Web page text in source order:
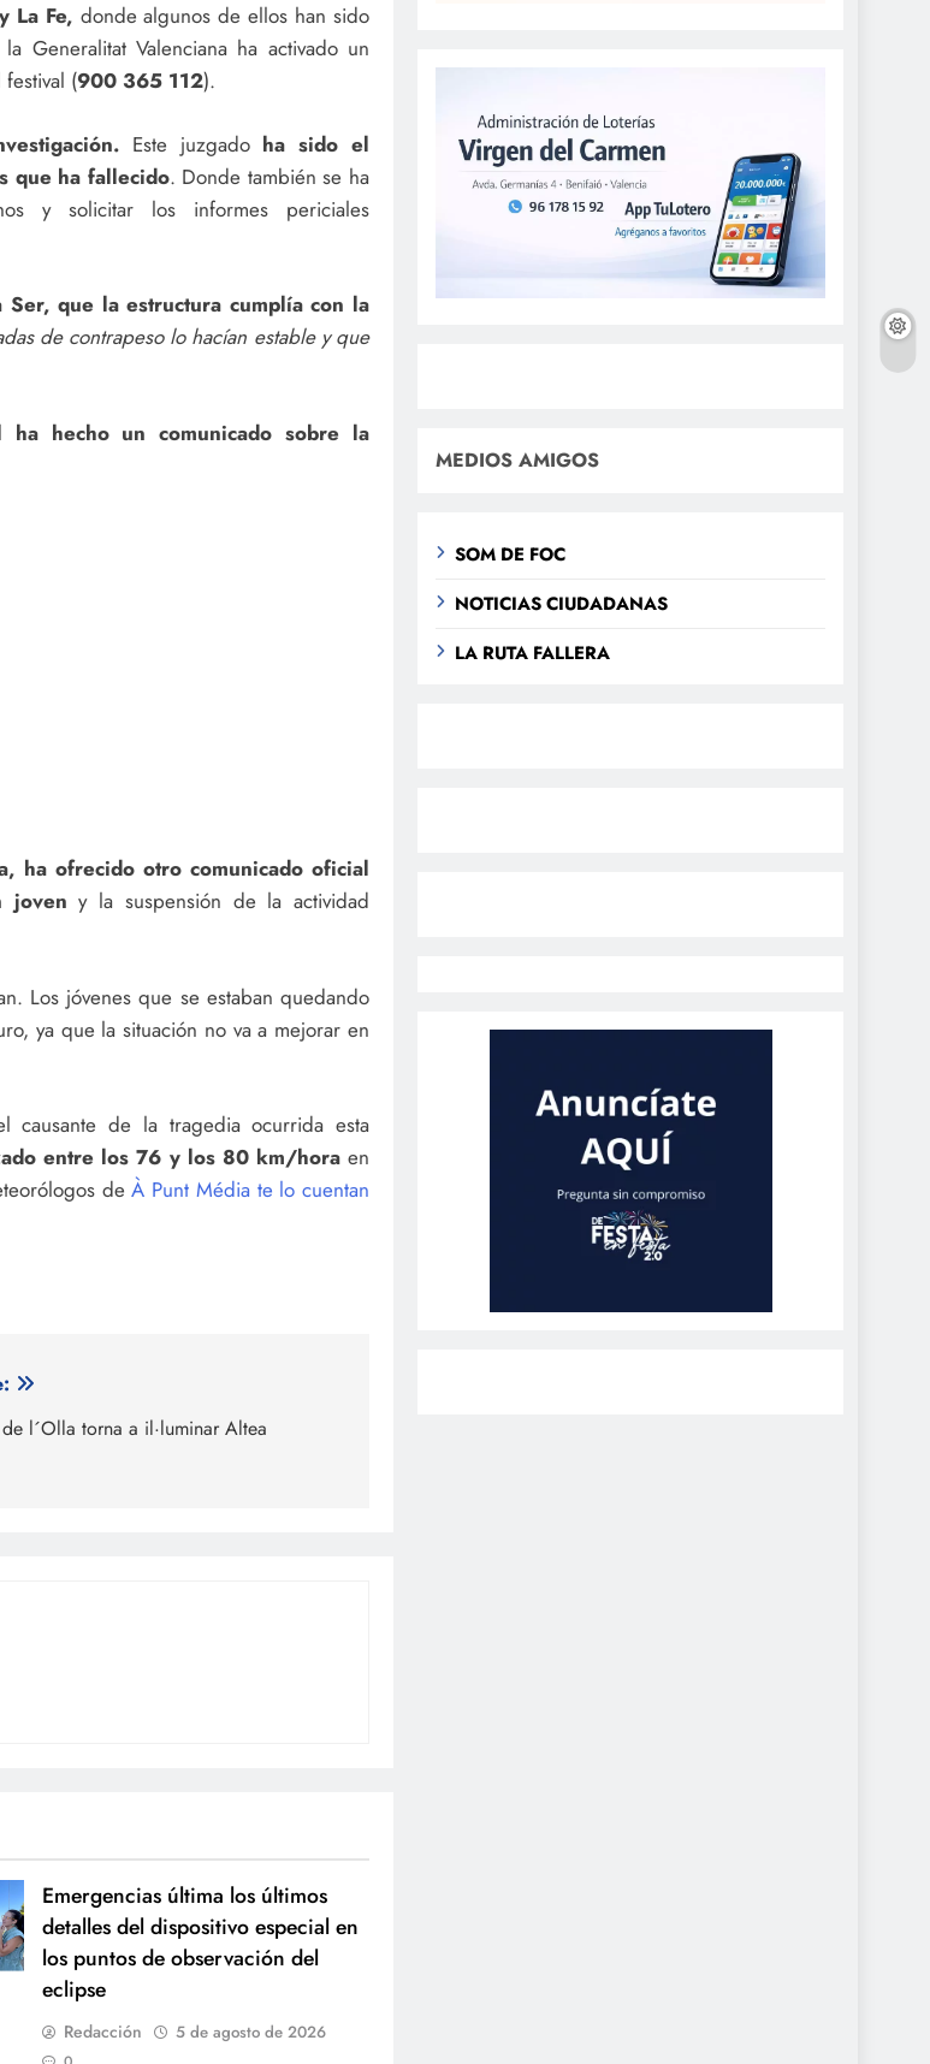
La Fe, donde algunos de ellos han sido
Generalitat Valenciana ha activado un
(900 365 112).
Este juzgado ha sido el
que ha fallecido. Donde también se ha
y solicitar los informes periciales
que la estructura cumplía con la
de contrapeso lo hacían estable y que
hecho un comunicado sobre la
ha ofrecido otro comunicado oficial
joven y la suspensión de la actividad
Los jóvenes que se estaban quedando
ya que la situación no va a mejorar en
de la tragedia ocurrida esta
entre los 76 y los 80 km/horaen
deÀ Punt Média te lo cuentan
l´Olla torna a il·luminar Altea
Emergencias última los últimos
detalles del dispositivo especial en
los puntos de observación del
eclipse
Redacción 5 de agosto de 2026
MEDIOS AMIGOS
SOM DE FOC
NOTICIAS CIUDADANAS
LA RUTA FALLERA